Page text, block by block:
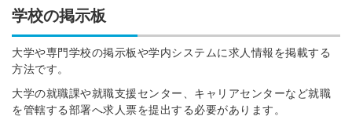
学校の掲示板
大学や専門学校の掲示板や学内システムに求人情報を掲載する
方法です。
大学の就職課や就職支援センター、キャリアセンターなど就職
を管轄する部署へ求人票を提出する必要があります。